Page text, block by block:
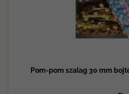
Pom-pom szalag 30 mm